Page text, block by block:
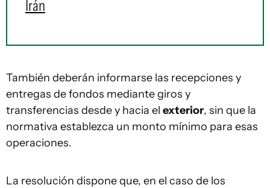
Irán
También deberán informarse las recepciones y
entregas de fondos mediante giros y
transferencias desde y hacia el exterior, sin que la
normativa establezca un monto mínimo para esas
operaciones.
La resolución dispone que, en el caso de los